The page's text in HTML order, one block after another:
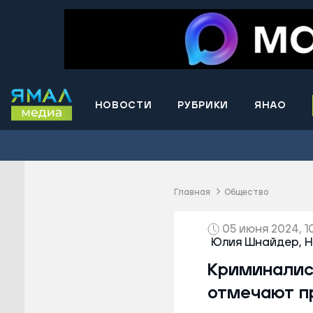
НОВОСТИ РУБРИКИ ЯНАО
район
Новый
Главная Общество
05 июня 2024,
Юлия Шнайдер,
отмечают